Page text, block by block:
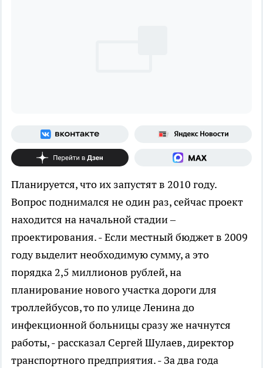
Планируется, что их запустят в 2010 году.
Вопрос поднимался не один раз, сейчас проект
находится на начальной стадии –
проектирования. - Если местный бюджет в 2009
году выделит необходимую сумму, а это
порядка 2,5 миллионов рублей, на
планирование нового участка дороги для
троллейбусов, то по улице Ленина до
инфекционной больницы сразу же начнутся
работы, - рассказал Сергей Шулаев, директор
транспортного предприятия. - За два года